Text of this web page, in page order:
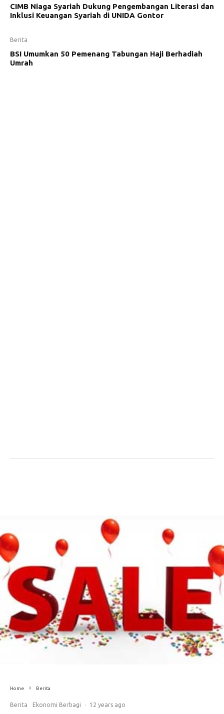
CIMB Niaga Syariah Dukung Pengembangan Literasi dan
Inklusi Keuangan Syariah di UNIDA Gontor
Berita
BSI Umumkan 50 Pemenang Tabungan Haji Berhadiah
Umrah
Home Berita
Berita Ekonomi Berbagi · 12 years ago